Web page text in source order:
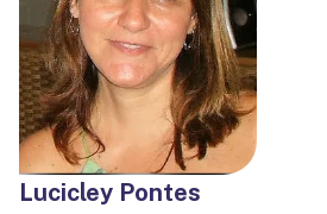
Lucicley Pontes